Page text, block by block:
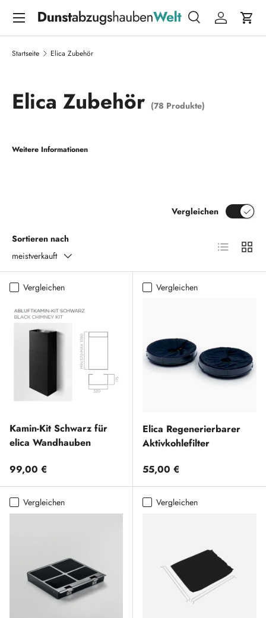
DIREKT ZUM INHALT
Suchen
SucheEinloggen
Menü
Startseite Elica Zubehör
Elica Zubehör (78 Produkte)
Weitere Informationen
Sortieren nach
meistverkauft
Vergleichen
Produktliste
Vergleichen
Kamin-Kit Schwarz für
elica Wandhauben
Normaler Preis
99,00 €
Vergleichen
Elica Regenerierbarer
Aktivkohlefilter
Normaler Preis
55,00 €
Vergleichen Vergleichen